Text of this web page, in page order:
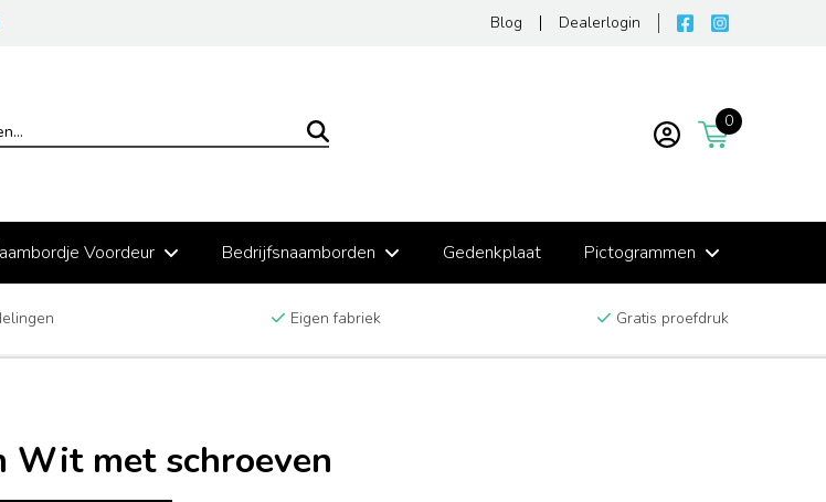
Blog Dealerlogin
0
Voordeur Bedrijfsnaamborden Gedenkplaat Pictogrammen
Eigen fabriek Gratis proefdruk
Wit met schroeven